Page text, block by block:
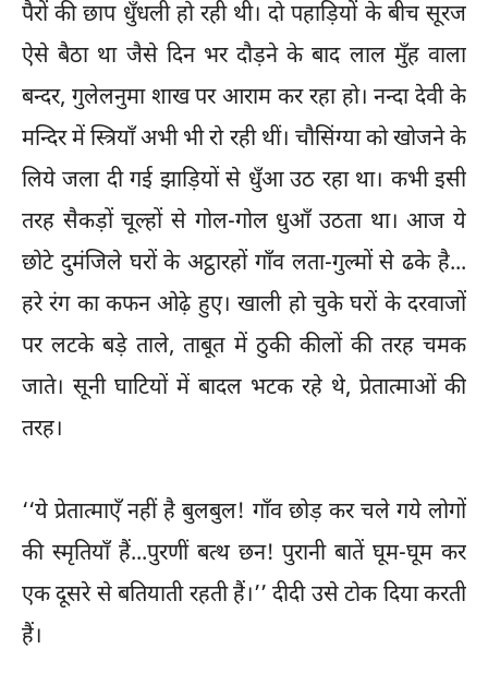
पैरों की छाप धुँधली हो रही थी। दो पहाड़ियों के बीच सूरज
ऐसे बैठा था जैसे दिन भर दौड़ने के बाद लाल मुँह वाला
बन्दर, गुलेलनुमा शाख पर आराम कर रहा हो। नन्दा देवी के
मन्दिर में स्त्रियाँ अभी भी रो रही थीं। चौसिंग्या को खोजने के
लिये जला दी गई झाड़ियों से धुँआ उठ रहा था। कभी इसी
तरह सैकड़ों चूल्हों से गोल-गोल धुआँ उठता था। आज ये
छोटे दुमंजिले घरों के अट्ठारहों गाँव लता-गुल्मों से ढके है...
हरे रंग का कफन ओढ़े हुए। खाली हो चुके घरों के दरवाजों
पर लटके बडे़ ताले, ताबूत में ठुकी कीलों की तरह चमक
जाते। सूनी घाटियों में बादल भटक रहे थे, प्रेतात्माओं की
तरह।
‘‘ये प्रेतात्माएँ नहीं है बुलबुल! गाँव छोड़ कर चले गये लोगों
की स्मृतियाँ हैं...पुरणीं बत्थ छन! पुरानी बातें घूम-घूम कर
एक दूसरे से बतियाती रहती हैं।’’ दीदी उसे टोक दिया करती
हैं।